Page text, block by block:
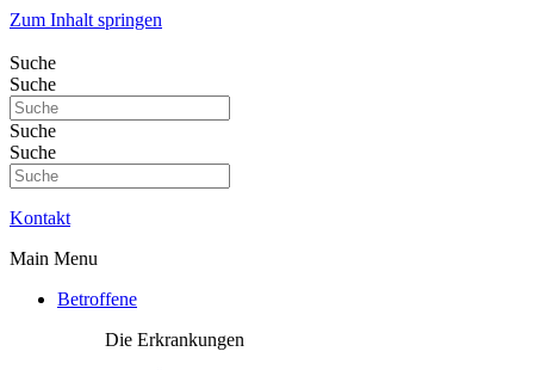
Zum Inhalt springen
Suche
Suche
Suche
Suche
Kontakt
Main Menu
Betroffene
Die Erkrankungen